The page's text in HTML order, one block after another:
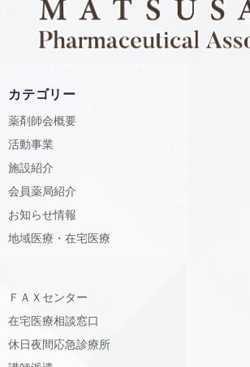
カテゴリー
薬剤師会概要
活動事業
施設紹介
会員薬局紹介
お知らせ情報
地域医療・在宅医療
ＦＡＸセンター
在宅医療相談窓口
休日夜間応急診療所